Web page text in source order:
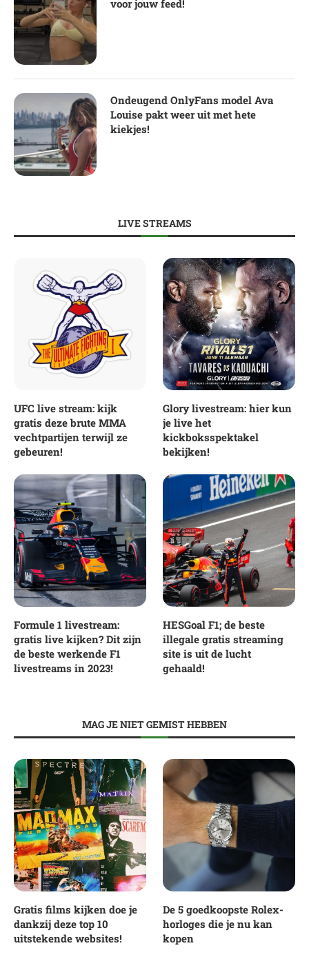
voor jouw feed!
Ondeugend OnlyFans model Ava
Louise pakt weer uit met hete
kiekjes!
LIVE STREAMS
UFC live stream: kijk
gratis deze brute MMA
vechtpartijen terwijl ze
gebeuren!
Glory livestream: hier kun
je live het
kickboksspektakel
bekijken!
Formule 1 livestream:
gratis live kijken? Dit zijn
de beste werkende F1
livestreams in 2023!
HESGoal F1; de beste
illegale gratis streaming
site is uit de lucht
gehaald!
MAG JE NIET GEMIST HEBBEN
Gratis films kijken doe je
dankzij deze top 10
uitstekende websites!
De 5 goedkoopste Rolex-
horloges die je nu kan
kopen